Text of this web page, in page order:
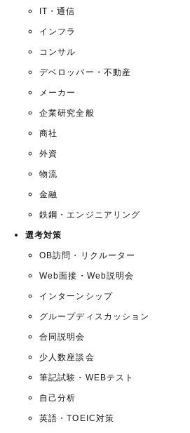
IT・通信
インフラ
コンサル
デベロッパー・不動産
メーカー
企業研究全般
商社
外資
物流
金融
鉄鋼・エンジニアリング
選考対策
OB訪問・リクルーター
Web面接・Web説明会
インターンシップ
グループディスカッション
合同説明会
少人数座談会
筆記試験・WEBテスト
自己分析
英語・TOEIC対策